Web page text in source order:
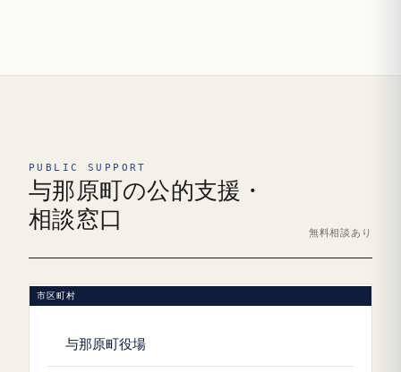
PUBLIC SUPPORT
与那原町の公的支援・
相談窓口
無料相談あり
市区町村
与那原町役場